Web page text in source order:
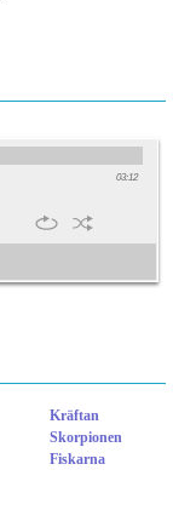
03:12
Kräftan
Skorpionen
Fiskarna